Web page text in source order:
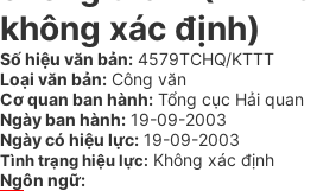
không xác định)
Số hiệu văn bản: 4579TCHQ/KTTT
Loại văn bản: Công văn
Cơ quan ban hành: Tổng cục Hải quan
Ngày ban hành: 19-09-2003
Ngày có hiệu lực: 19-09-2003
Tình trạng hiệu lực: Không xác định
Ngôn ngữ: